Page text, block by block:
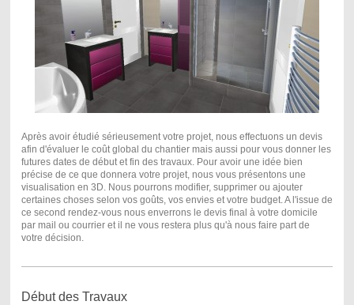
Après avoir étudié sérieusement votre projet, nous effectuons un devis
afin d'évaluer le coût global du chantier mais aussi pour vous donner les
futures dates de début et fin des travaux. Pour avoir une idée bien
précise de ce que donnera votre projet, nous vous présentons une
visualisation en 3D. Nous pourrons modifier, supprimer ou ajouter
certaines choses selon vos goûts, vos envies et votre budget. A l'issue de
ce second rendez-vous nous enverrons le devis final à votre domicile
par mail ou courrier et il ne vous restera plus qu'à nous faire part de
votre décision.
Début des Travaux